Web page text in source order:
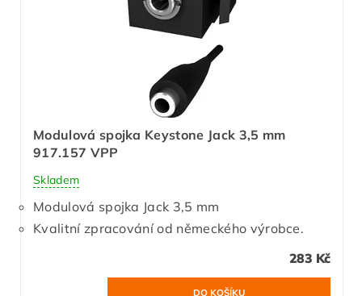
Modulová spojka Keystone Jack 3,5 mm
917.157 VPP
Skladem
Modulová spojka Jack 3,5 mm
Kvalitní zpracování od německého výrobce.
283 Kč